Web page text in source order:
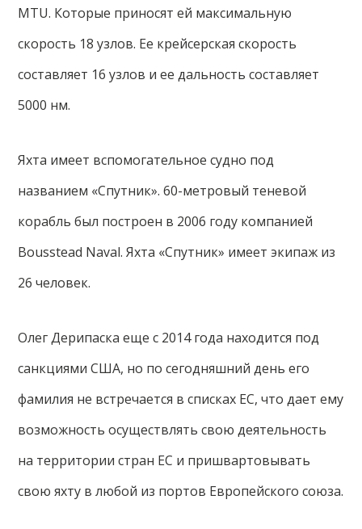
MTU. Которые приносят ей максимальную
скорость 18 узлов. Ее крейсерская скорость
составляет 16 узлов и ее дальность составляет
5000 нм.
Яхта имеет вспомогательное судно под
названием «Спутник». 60-метровый теневой
корабль был построен в 2006 году компанией
Bousstead Naval. Яхта «Спутник» имеет экипаж из
26 человек.
Олег Дерипаска еще с 2014 года находится под
санкциями США, но по сегодняшний день его
фамилия не встречается в списках ЕС, что дает ему
возможность осуществлять свою деятельность
на территории стран ЕС и пришвартовывать
свою яхту в любой из портов Европейского союза.